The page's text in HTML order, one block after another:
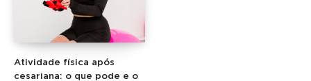
Atividade física após
cesariana: o que pode e o